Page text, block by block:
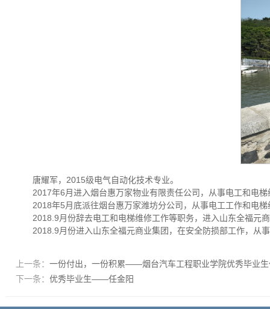
唐耀军，2015级电气自动化技术专业。
2017年6月进入烟台惠万家物业有限责任公司，从事电工和电
2018年5月底派往烟台惠万家潍坊分公司，从事电工工作和电梯
2018.9月份辞去电工和电梯维修工作等职务，进入山东全福元
2018.9月份进入山东全福元商业集团，在安全防损部工作，从
上一条： 一份付出，一份积累——烟台汽车工程职业学院优秀毕业生
下一条： 优秀毕业生——任金阳